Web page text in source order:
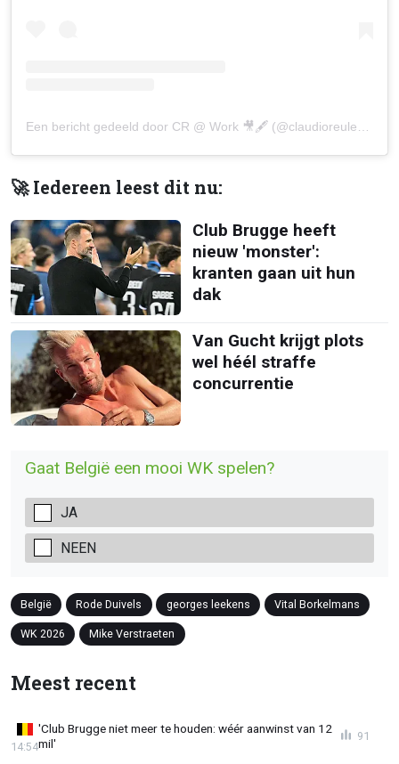
🚀 Iedereen leest dit nu:
Club Brugge heeft
nieuw 'monster':
kranten gaan uit hun
dak
Van Gucht krijgt plots
wel héél straffe
concurrentie
Gaat België een mooi WK spelen?
JA
NEEN
België Rode Duivels georges leekens Vital Borkelmans
WK 2026 Mike Verstraeten
Meest recent
'Club Brugge niet meer te houden: wéér aanwinst van 12
mil'
14:54
91